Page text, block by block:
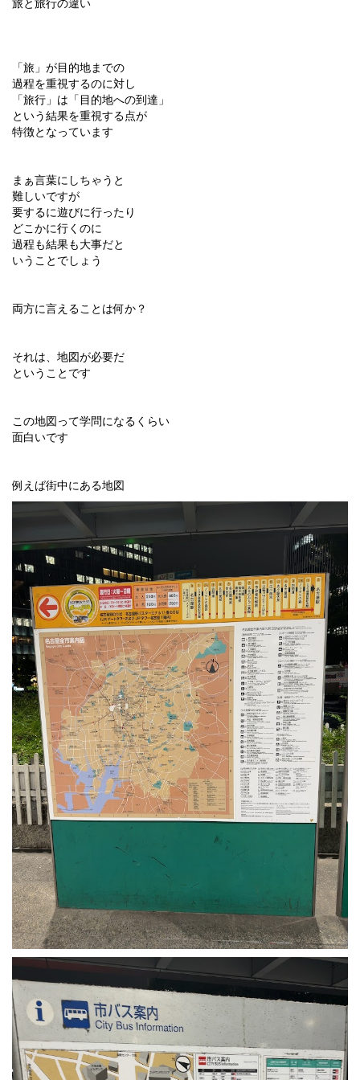
旅と旅行の違い
「旅」が目的地までの
過程を重視するのに対し
「旅行」は「目的地への到達」
という結果を重視する点が
特徴となっています
まぁ言葉にしちゃうと
難しいですが
要するに遊びに行ったり
どこかに行くのに
過程も結果も大事だと
いうことでしょう
両方に言えることは何か？
それは、地図が必要だ
ということです
この地図って学問になるくらい
面白いです
例えば街中にある地図